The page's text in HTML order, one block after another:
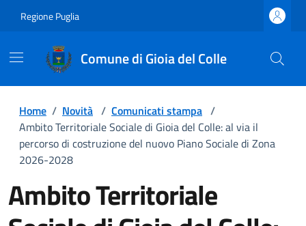
Regione Puglia
Comune di Gioia del Colle
Home / Novità / Comunicati stampa /
Ambito Territoriale Sociale di Gioia del Colle: al via il
percorso di costruzione del nuovo Piano Sociale di Zona
2026-2028
Ambito Territoriale